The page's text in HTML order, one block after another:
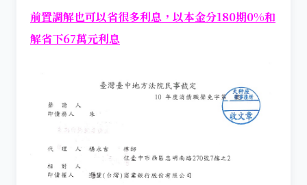
前置調解也可以省很多利息，以本金分180期0%和
解省下67萬元利息